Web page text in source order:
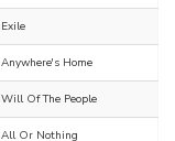
Exile
Anywhere's Home
Will Of The People
All Or Nothing